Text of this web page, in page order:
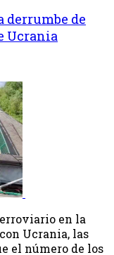
derrumbe de
Ucrania
en la
Ucrania, las
el número de los